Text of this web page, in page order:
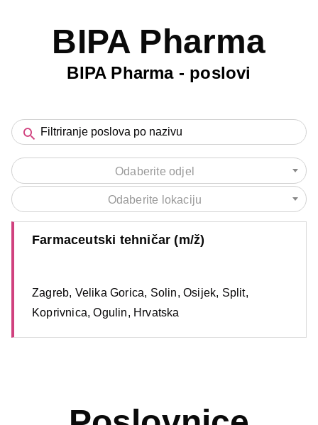
BIPA Pharma
BIPA Pharma - poslovi
Odaberite odjel
Odaberite lokaciju
Farmaceutski tehničar (m/ž)
Zagreb, Velika Gorica, Solin, Osijek, Split,
Koprivnica, Ogulin, Hrvatska